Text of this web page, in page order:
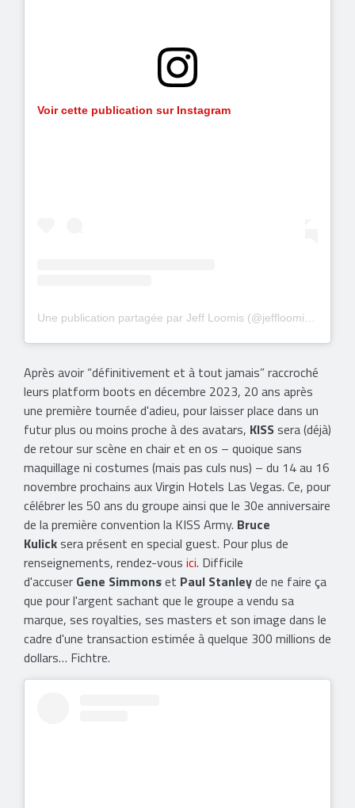
Voir cette publication sur Instagram
Après avoir “définitivement et à tout jamais” raccroché
leurs platform boots en décembre 2023, 20 ans après
une première tournée d'adieu, pour laisser place dans un
futur plus ou moins proche à des avatars, KISSsera (déjà)
de retour sur scène en chair et en os – quoique sans
maquillage ni costumes (mais pas culs nus) – du 14 au 16
novembre prochains aux Virgin Hotels Las Vegas. Ce, pour
célébrer les 50 ans du groupe ainsi que le 30e anniversaire
de la première convention la KISS Army. Bruce
Kulicksera présent en special guest. Pour plus de
renseignements, rendez-vous ici. Difficile
d'accuser Gene Simmonset Paul Stanleyde ne faire ça
que pour l'argent sachant que le groupe a vendu sa
marque, ses royalties, ses masters et son image dans le
cadre d'une transaction estimée à quelque 300 millions de
dollars… Fichtre.